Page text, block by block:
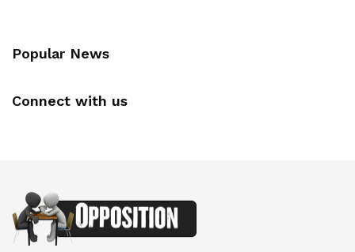
Popular News
Connect with us